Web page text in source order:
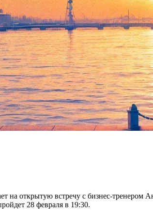
нужно учиться
на открытую встречу с бизнес-
28 февраля в 19:30.